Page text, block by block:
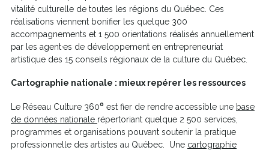
vitalité culturelle de toutes les régions du Québec. Ces
réalisations viennent bonifier les quelque 300
accompagnements et 1 500 orientations réalisés annuellement
par les agent·es de développement en entrepreneuriat
artistique des 15 conseils régionaux de la culture du Québec.
Cartographie nationale : mieux repérer les ressources
Le Réseau Culture 360o est fier de rendre accessible une base
de données nationale Ce
lien
s'ouvrira
répertoriant quelque 2 500 services,
programmes et organisations pouvant soutenir la pratique
professionnelle des artistes au Québec. Une cartographie